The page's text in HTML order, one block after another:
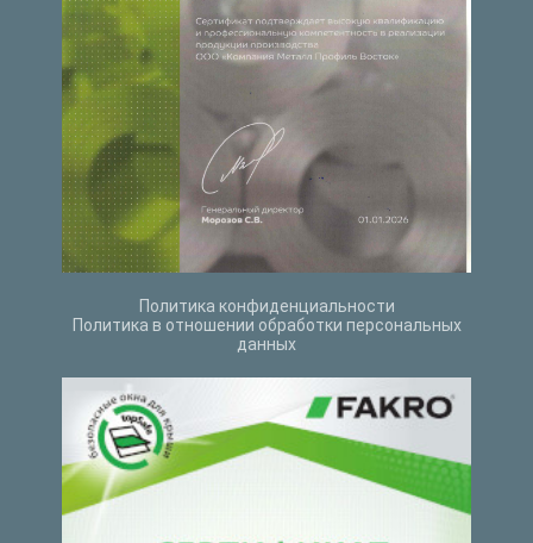
Политика конфиденциальности
Политика в отношении обработки персональных
данных